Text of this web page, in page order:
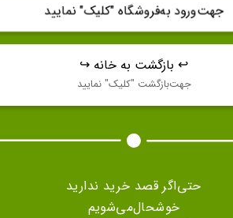
جهت‌ورود به‌فروشگاه "كليک" نماييد
↩️ بازگشت به خانه ↪️
جهت‌بازگشت "كليک" نماييد
حتی‌اگر قصد خرید ندارید
خوشحال‌می‌شویم